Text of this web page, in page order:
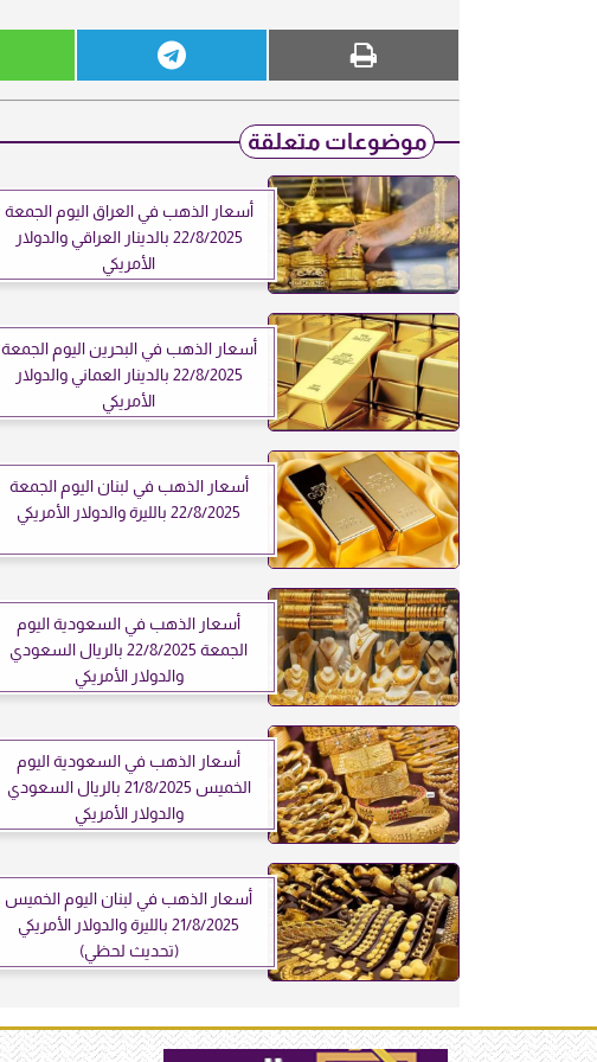
موضوعات متعلقة
أسعار الذهب في العراق اليوم الجمعة
22/8/2025 بالدينار العراقي والدولار
الأمريكي
أسعار الذهب في البحرين اليوم الجمعة
22/8/2025 بالدينار العماني والدولار
الأمريكي
أسعار الذهب في لبنان اليوم الجمعة
22/8/2025 بالليرة والدولار الأمريكي
أسعار الذهب في السعودية اليوم
الجمعة 22/8/2025 بالريال السعودي
والدولار الأمريكي
أسعار الذهب في السعودية اليوم
الخميس 21/8/2025 بالريال السعودي
والدولار الأمريكي
أسعار الذهب في لبنان اليوم الخميس
21/8/2025 بالليرة والدولار الأمريكي
(تحديث لحظي)